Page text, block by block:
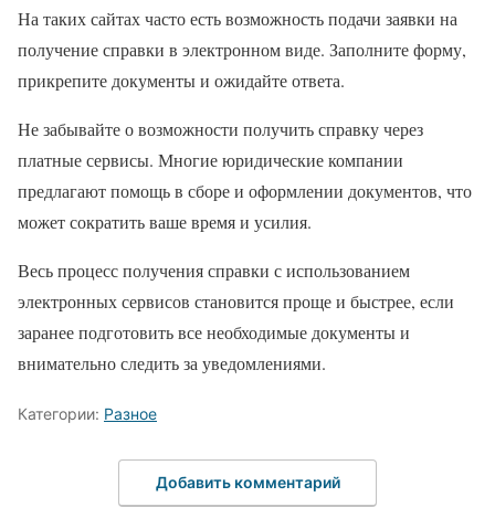
На таких сайтах часто есть возможность подачи заявки на
получение справки в электронном виде. Заполните форму,
прикрепите документы и ожидайте ответа.
Не забывайте о возможности получить справку через
платные сервисы. Многие юридические компании
предлагают помощь в сборе и оформлении документов, что
может сократить ваше время и усилия.
Весь процесс получения справки с использованием
электронных сервисов становится проще и быстрее, если
заранее подготовить все необходимые документы и
внимательно следить за уведомлениями.
Категории: Разное
Добавить комментарий